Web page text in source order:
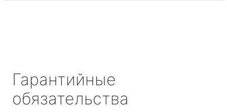
Гарантийные
обязательства